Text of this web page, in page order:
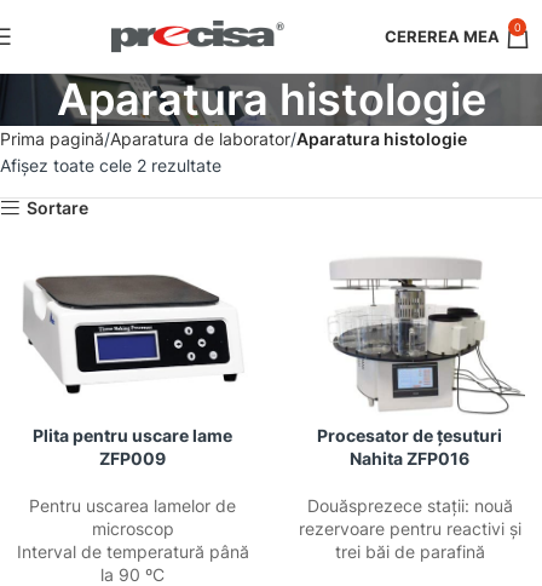
0
Aparatura histologie
Prima pagină Aparatura de laborator Aparatura histologie
Afișez toate cele 2 rezultate
Sortare
Plita pentru uscare lame
ZFP009
Pentru uscarea lamelor de
microscop
Interval de temperatură până
la 90 ºC
Procesator de țesuturi
Nahita ZFP016
Douăsprezece stații: nouă
rezervoare pentru reactivi și
trei băi de parafină